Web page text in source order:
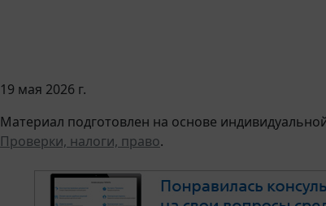
19 мая 2026 г.
Материал подготовлен на основе
Проверки, налоги, право.